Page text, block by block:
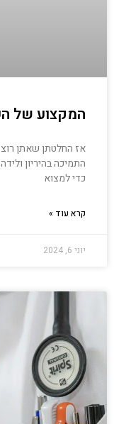
המקצוע של
אז החלטתן שאתן
התמיכה בהיריון
כדי למצוא
קרא עוד »
יוני 6, 2024